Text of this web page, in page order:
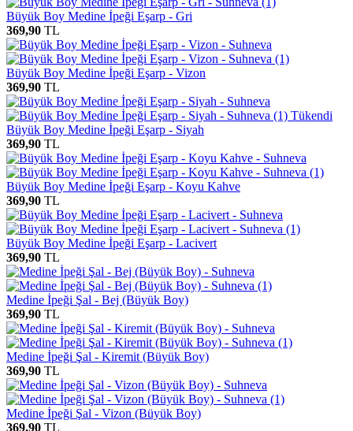
Büyük Boy Medine İpeği Eşarp - Gri
369,90 TL
Büyük Boy Medine İpeği Eşarp - Vizon
369,90 TL
Tükendi
Büyük Boy Medine İpeği Eşarp - Siyah
369,90 TL
Büyük Boy Medine İpeği Eşarp - Koyu Kahve
369,90 TL
Büyük Boy Medine İpeği Eşarp - Lacivert
369,90 TL
Medine İpeği Şal - Bej (Büyük Boy)
369,90 TL
Medine İpeği Şal - Kiremit (Büyük Boy)
369,90 TL
Medine İpeği Şal - Vizon (Büyük Boy)
369,90 TL